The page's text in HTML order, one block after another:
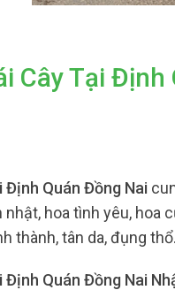
Cây Tại
Định Quán Đồng Nai
hoa tình yêu, hoa
thành, tân da, đụng
Định Quán Đồng Nai